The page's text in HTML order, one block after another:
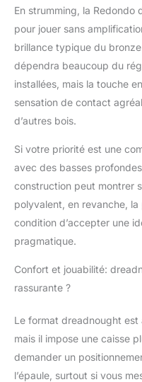
En strumming, la Redondo
pour jouer sans
brillance typique du
dépendra beaucoup du
installées, mais la touche
sensation de contact
d’autres bois.
Si votre priorité est une
avec des basses
construction peut montrer
polyvalent, en revanche,
condition d’accepter une
pragmatique.
Confort et jouabilité:
rassurante ?
Le format dreadnought
mais il impose une caisse
demander un
l’épaule, surtout si vous